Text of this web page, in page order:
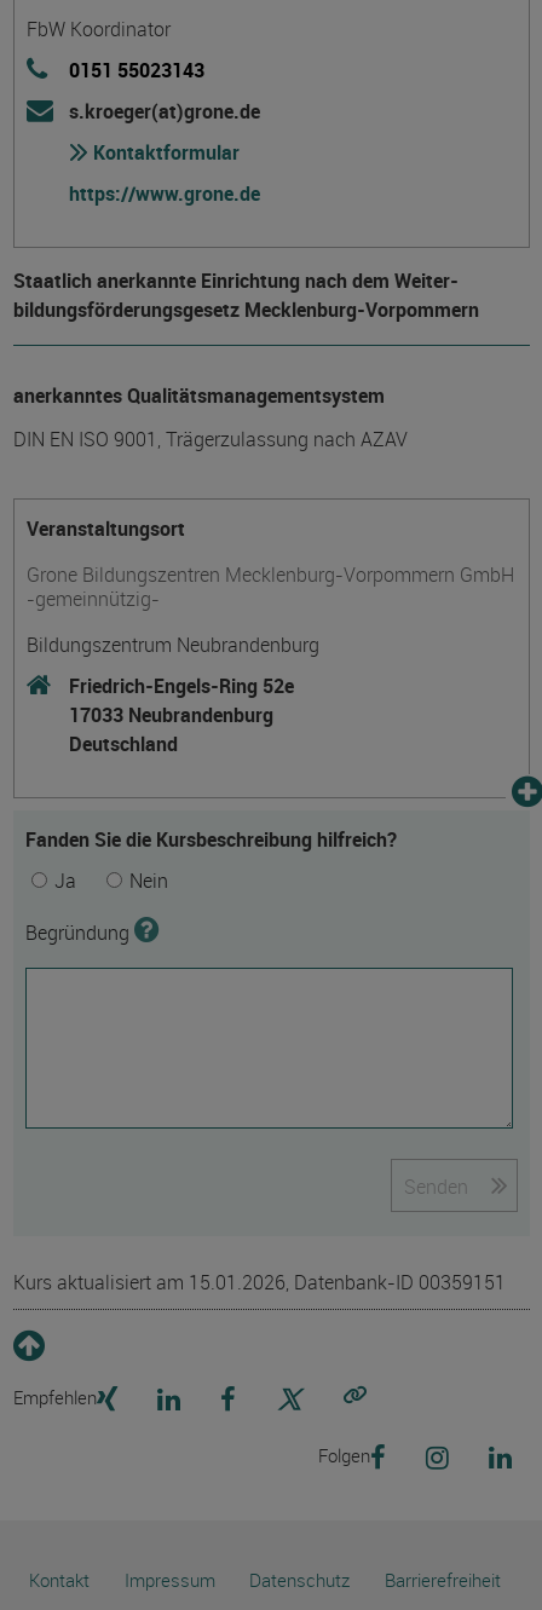
FbW Koordinator
0151 55023143
s.kroeger(at)grone.de
Kontaktformular
https://www.grone.de
Staatlich anerkannte Einrichtung nach dem Weiter­
bildungs­förderungs­gesetz Mecklenburg-Vorpommern
anerkanntes Qualitätsmanagementsystem
DIN EN ISO 9001, Trägerzulassung nach AZAV
Veranstaltungsort
Grone Bildungszentren Mecklenburg-Vorpommern GmbH
-gemeinnützig-
Bildungszentrum Neubrandenburg
Friedrich-Engels-Ring 52e
17033 Neubrandenburg
Deutschland
Fanden Sie die Kursbeschreibung hilfreich?
Ja
Nein
Begründung
Senden
Kurs aktualisiert am 15.01.2026, Datenbank-ID 00359151
Empfehlen
Folgen
Kontakt Impressum Datenschutz Barrierefreiheit